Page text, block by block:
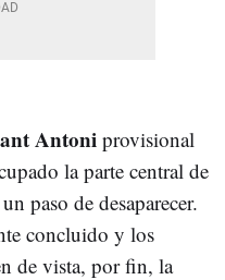
Antoniprovisional
la parte central de
paso de desaparecer.
concluido y los
de vista, por fin, la